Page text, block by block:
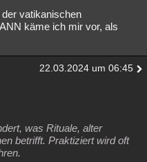
vatikanischen
käme ich mir vor, als
22.03.2024 um 06:45
was Rituale, alter
betrifft. Praktiziert wird oft